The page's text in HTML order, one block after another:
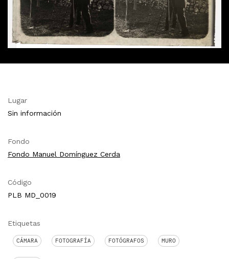
Lugar
Sin información
Fondo
Fondo Manuel Domínguez Cerda
Código
PLB MD_0019
Etiquetas
CÁMARA FOTOGRAFÍA FOTÓGRAFOS MURO